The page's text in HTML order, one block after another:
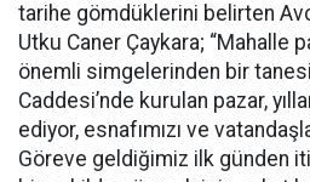
tarihe gömdüklerini belirten
Utku Caner Çaykara; “Mahalle
önemli simgelerinden bir
Caddesi’nde kurulan pazar,
ediyor, esnafımızı ve
Göreve geldiğimiz ilk günden